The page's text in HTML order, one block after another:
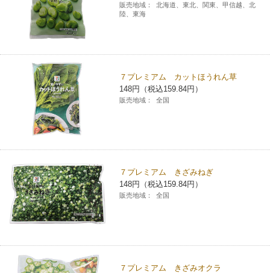
ソフトバンクギフト
販売地域：
北海道、東北、関東、甲信越、北
陸、東海
７プレミアム カットほうれん草
148円（税込159.84円）
販売地域： 全国
７プレミアム きざみねぎ
148円（税込159.84円）
販売地域： 全国
７プレミアム きざみオクラ